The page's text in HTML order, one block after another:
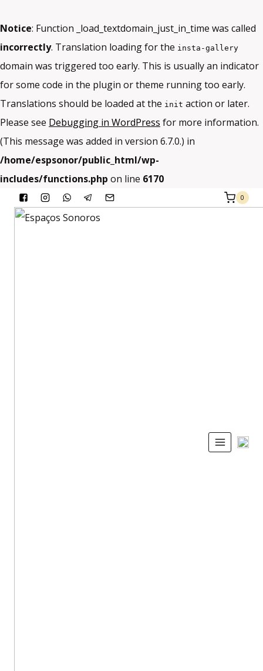
Notice: Function _load_textdomain_just_in_time was called
incorrectly. Translation loading for the insta-gallery
domain was triggered too early. This is usually an indicator
for some code in the plugin or theme running too early.
Translations should be loaded at the init action or later.
Please see Debugging in WordPress for more information.
(This message was added in version 6.7.0.) in
/home/espsonor/public_html/wp-
includes/functions.php on line 6170
0